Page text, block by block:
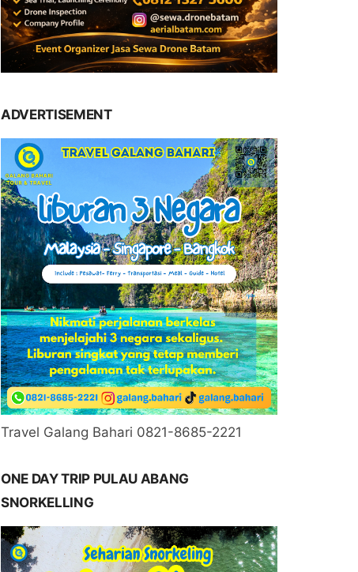
ADVERTISEMENT
Travel Galang Bahari 0821-8685-2221
ONE DAY TRIP PULAU ABANG
SNORKELLING